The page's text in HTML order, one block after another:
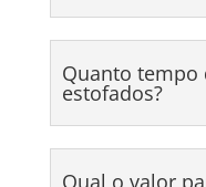
Quanto tempo
estofados?
Qual o valor